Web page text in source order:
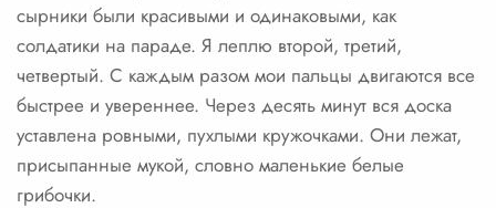
сырники были красивыми и одинаковыми, как
солдатики на параде. Я леплю второй, третий,
четвертый. С каждым разом мои пальцы двигаются все
быстрее и увереннее. Через десять минут вся доска
уставлена ровными, пухлыми кружочками. Они лежат,
присыпанные мукой, словно маленькие белые
грибочки.